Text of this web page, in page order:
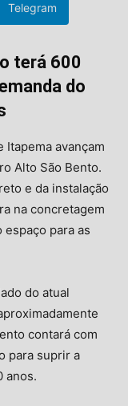
Telegram
terá 600
do
avançam
Alto São Bento.
e da instalação
na concretagem
para as
do atual
contará com
para suprir a
anos.